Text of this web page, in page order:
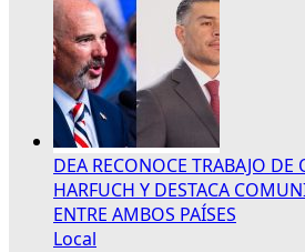
DEA RECONOCE TRABAJO DE
HARFUCH Y DESTACA
ENTRE AMBOS PAÍSES
Local